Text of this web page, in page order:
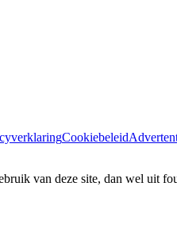
Cookiebeleid
van deze site, dan wel uit